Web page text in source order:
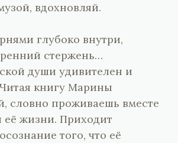
вдохновляй.
глубоко внутри,
стержень…
души удивителен и
книгу Марины
словно проживаешь вместе
её жизни. Приходит
того, что её